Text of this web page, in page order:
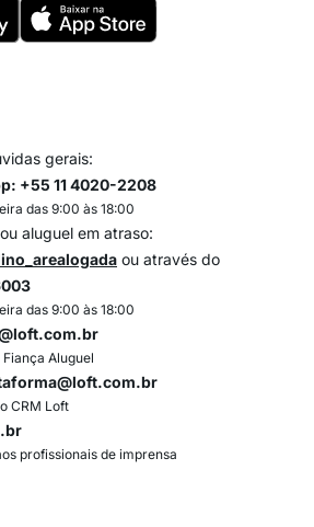
gerais:
+55 11 4020-2208
das 9:00 às 18:00
aluguel em atraso:
ou através do
das 9:00 às 18:00
Aluguel
CRM Loft
profissionais de imprensa